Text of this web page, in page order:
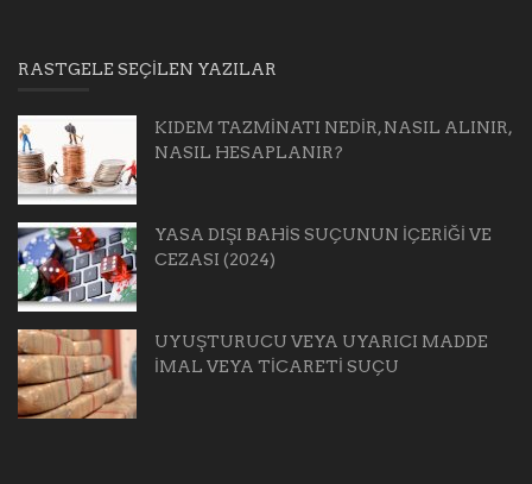
RASTGELE SEÇILEN YAZILAR
KIDEM TAZMİNATI NEDİR, NASIL ALINIR,
NASIL HESAPLANIR?
YASA DIŞI BAHİS SUÇUNUN İÇERİĞİ VE
CEZASI (2024)
UYUŞTURUCU VEYA UYARICI MADDE
İMAL VEYA TİCARETİ SUÇU